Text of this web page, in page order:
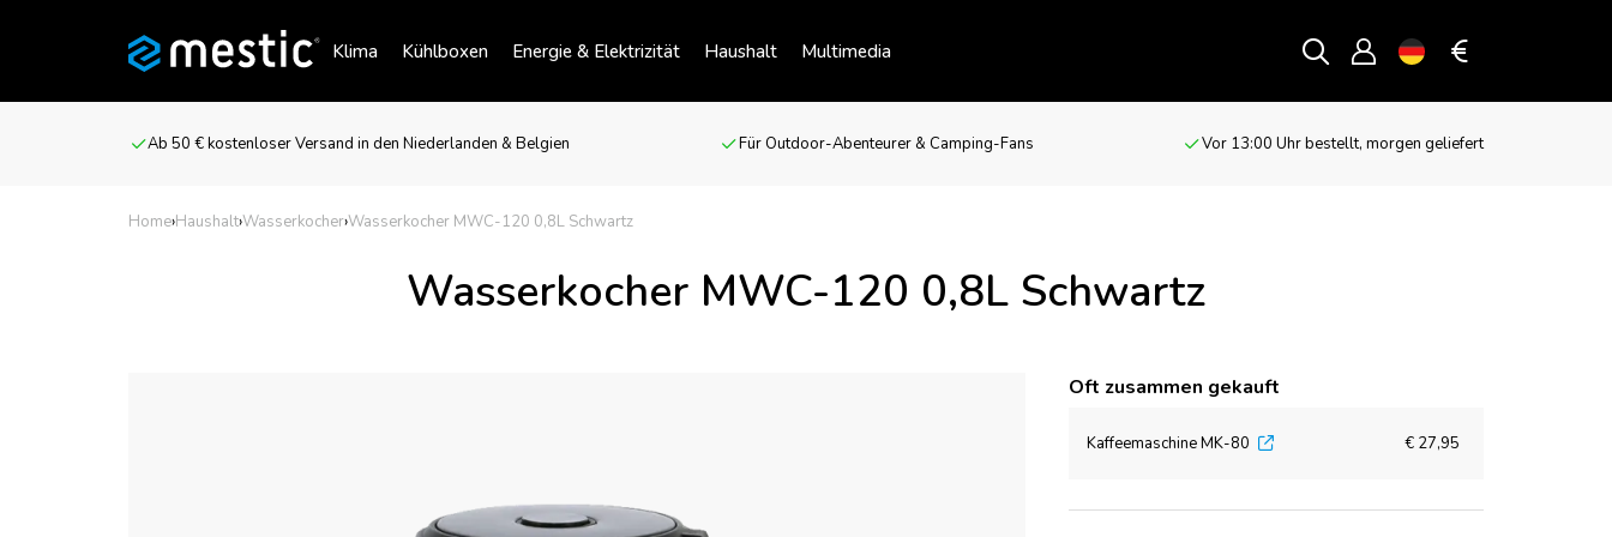
Klima Kühlboxen Energie & Elektrizität Haushalt Multimedia
Ab 50 € kostenloser Versand in den Niederlanden & Belgien Für Outdoor-Abenteurer & Camping-Fans Vor 13:00 Uhr bestellt, morgen geliefert
Home›Haushalt›Wasserkocher›Wasserkocher MWC-120 0,8L Schwartz
Wasserkocher MWC-120 0,8L Schwartz
Oft zusammen gekauft
Kaffeemaschine MK-80 € 27,95